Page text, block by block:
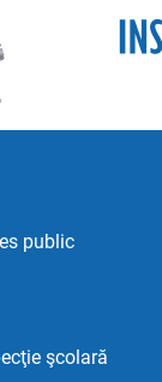
public
şcolară